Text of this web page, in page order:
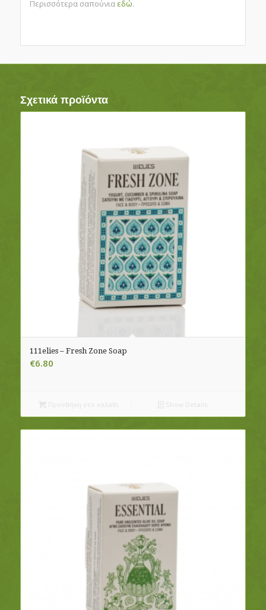
Περισσότερα σαπούνια εδώ.
Σχετικά προϊόντα
111elies – Fresh Zone Soap
€6.80